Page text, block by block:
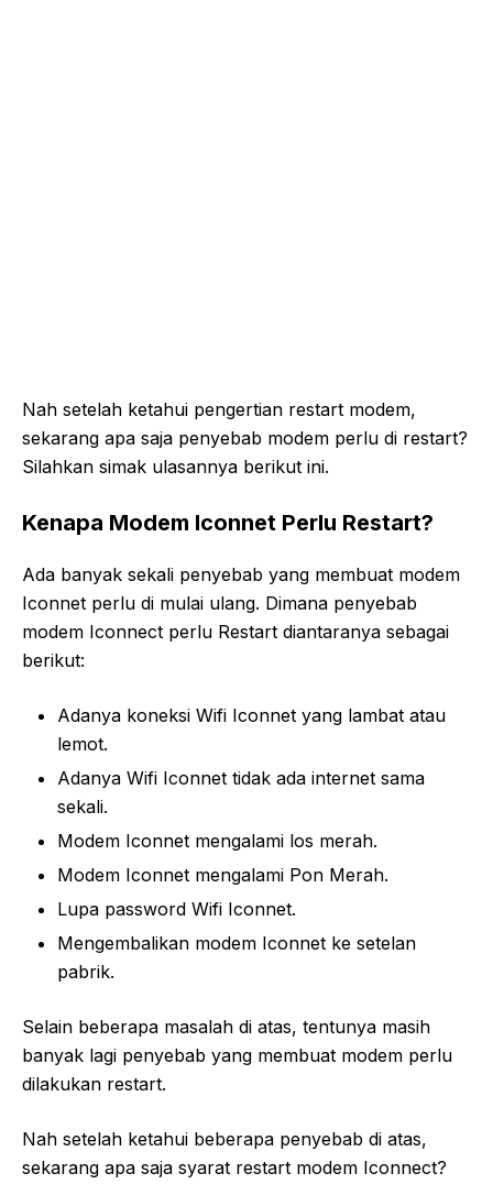
Nah setelah ketahui pengertian restart modem,
sekarang apa saja penyebab modem perlu di restart?
Silahkan simak ulasannya berikut ini.
Kenapa Modem Iconnet Perlu Restart?
Ada banyak sekali penyebab yang membuat modem
Iconnet perlu di mulai ulang. Dimana penyebab
modem Iconnect perlu Restart diantaranya sebagai
berikut:
Adanya koneksi Wifi Iconnet yang lambat atau
lemot.
Adanya Wifi Iconnet tidak ada internet sama
sekali.
Modem Iconnet mengalami los merah.
Modem Iconnet mengalami Pon Merah.
Lupa password Wifi Iconnet.
Mengembalikan modem Iconnet ke setelan
pabrik.
Selain beberapa masalah di atas, tentunya masih
banyak lagi penyebab yang membuat modem perlu
dilakukan restart.
Nah setelah ketahui beberapa penyebab di atas,
sekarang apa saja syarat restart modem Iconnect?